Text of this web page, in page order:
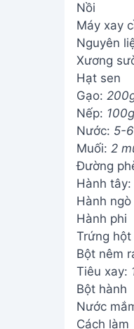
Nồi
Máy xay
Nguyên
Xương
Hạt sen
Gạo:
Nếp: 100g
Nước: 5-
Muối: 2
Đường
Hành tây:
Hành ngò
Hành phi
Trứng
Bột nêm
Tiêu xay:
Bột hành
Nước
Cách làm